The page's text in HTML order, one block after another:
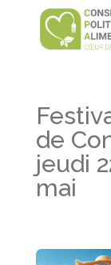
de
jeudi
mai